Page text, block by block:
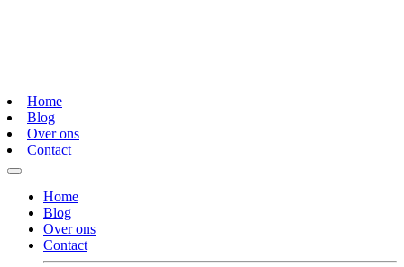
Home
Blog
Over ons
Contact
Home
Blog
Over ons
Contact